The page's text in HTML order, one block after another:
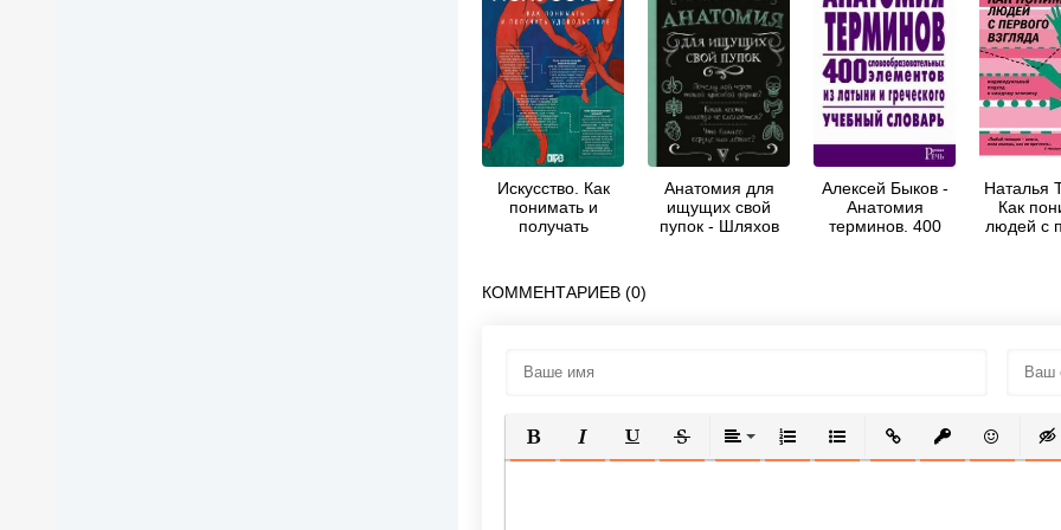
Искусство. Как
понимать и
получать
Козлова
Анатомия для
ищущих свой
пупок - Шляхов
Алексей Быков -
Анатомия
терминов. 400
Наталья
Как
людей с
КОММЕНТАРИЕВ (0)
ПОЛУЖИРНЫЙ
КУРСИВПОДЧЕРКНУТЫЙ
ЗАЧЕРКНУТЫЙВЫРАВНИВАНИЕ
НУМЕРОВАННЫЙ СПИСОК
МАРКИРОВАННЫЙ СПИСОК
ВСТАВИТЬ ССЫЛКУ
ВСТАВИТЬ